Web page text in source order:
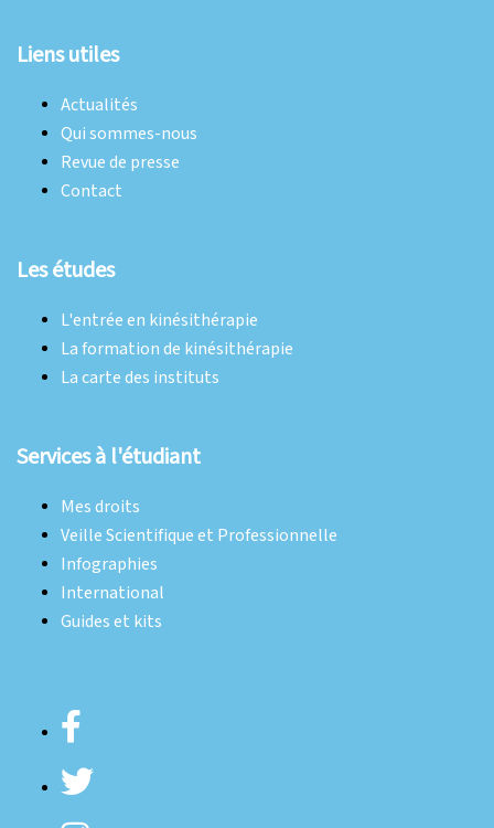
Liens utiles
Actualités
Qui sommes-nous
Revue de presse
Contact
Les études
L'entrée en kinésithérapie
La formation de kinésithérapie
La carte des instituts
Services à l'étudiant
Mes droits
Veille Scientifique et Professionnelle
Infographies
International
Guides et kits